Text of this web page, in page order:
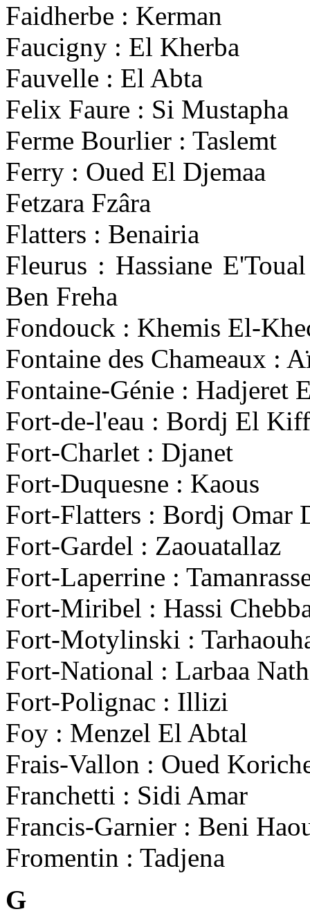
Faidherbe : Kerman
Faucigny : El Kherba
Fauvelle : El Abta
Felix Faure : Si Mustapha
Ferme Bourlier : Taslemt
Ferry : Oued El Djemaa
Fetzara Fzâra
Flatters : Benairia
Fleurus : Hassiane
Ben Freha
Fondouck : Khemis El-
Fontaine des Chameaux :
Fontaine-Génie : Hadjeret
Fort-de-l'eau : Bordj El
Fort-Charlet : Djanet
Fort-Duquesne : Kaous
Fort-Flatters : Bordj Omar
Fort-Gardel : Zaouatallaz
Fort-Laperrine :
Fort-Miribel : Hassi
Fort-Motylinski :
Fort-National : Larbaa
Fort-Polignac : Illizi
Foy : Menzel El Abtal
Frais-Vallon : Oued
Franchetti : Sidi Amar
Francis-Garnier : Beni
Fromentin : Tadjena
G